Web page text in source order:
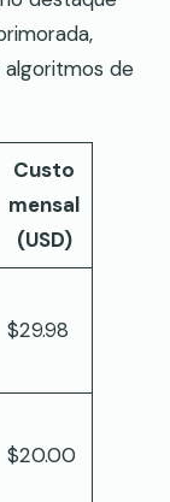
de
Custo
mensal
(USD)
$29.98
$20.00